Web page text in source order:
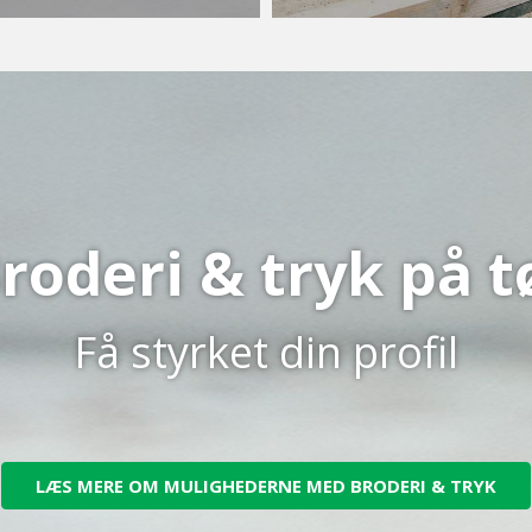
& tryk på
Få styrket din profil
LÆS MERE OM MULIGHEDERNE MED BRODERI & TRYK